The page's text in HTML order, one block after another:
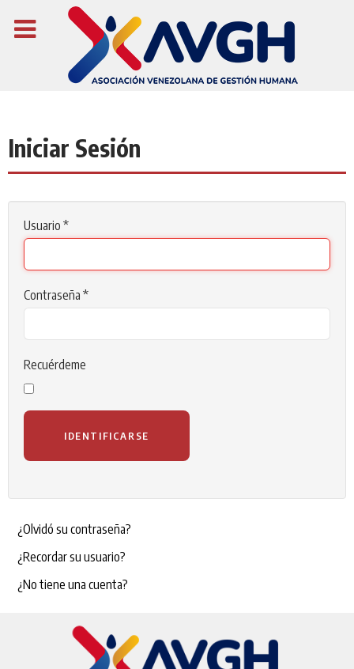
Iniciar Sesión
Usuario *
Contraseña *
Recuérdeme
IDENTIFICARSE
¿Olvidó su contraseña?
¿Recordar su usuario?
¿No tiene una cuenta?